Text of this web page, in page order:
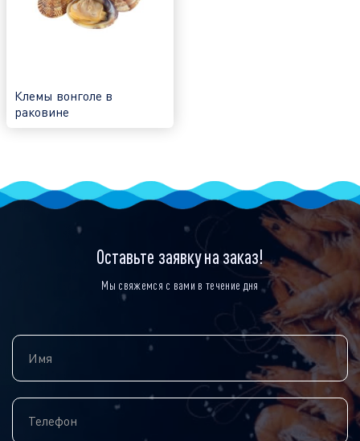
Клемы вонголе в
раковине
Оставьте заявку на заказ!
Мы свяжемся с вами в течение дня